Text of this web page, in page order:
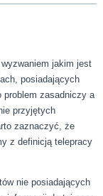
jakim jest
posiadających
problem zasadniczy a
przyjętych
zaznaczyć, że
z definicją telepracy
nie posiadających